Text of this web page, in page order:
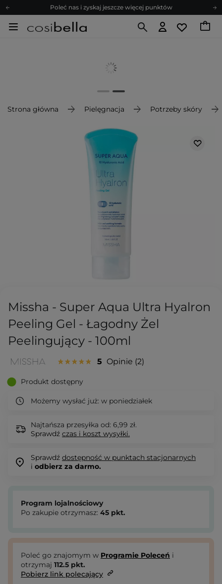
Poleć nas i zyskaj jeszcze więcej punktów
Zapisz się na newsletter pełen porad
Poleć nas i zyskaj jeszcze więcej punktów
Strona główna Pielęgnacja Potrzeby skóry
Missha - Super Aqua Ultra Hyalron
Peeling Gel - Łagodny Żel
Peelingujący - 100ml
5 Opinie 2
Produkt dostępny
Możemy wysłać już: w poniedziałek
Najtańsza przesyłka od: 6,99 zł.
Sprawdź czas i koszt wysyłki.
Sprawdź dostępność w punktach stacjonarnych
i odbierz za darmo.
Program lojalnościowy
Po zakupie otrzymasz: 45 pkt.
Poleć go znajomym w Programie Poleceń i
otrzymaj 112.5 pkt.
Pobierz link polecający